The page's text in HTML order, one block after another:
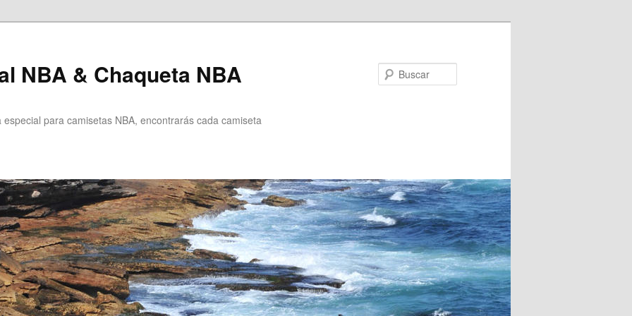
NBA & Chaqueta NBA
para camisetas NBA, encontrarás cada camiseta